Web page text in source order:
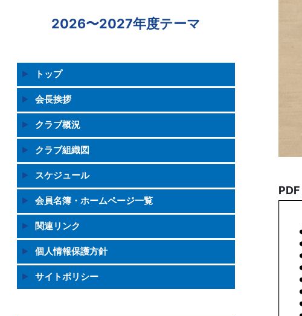
2026〜2027年度テーマ
トップ
会長挨拶
クラブ概況
クラブ組織図
スケジュール
会員名簿・ホームページ一覧
関連リンク
個人情報保護方針
サイトポリシー